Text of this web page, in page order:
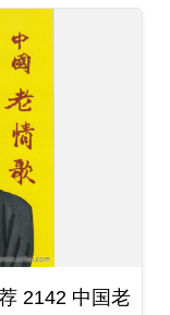
2142 中国老